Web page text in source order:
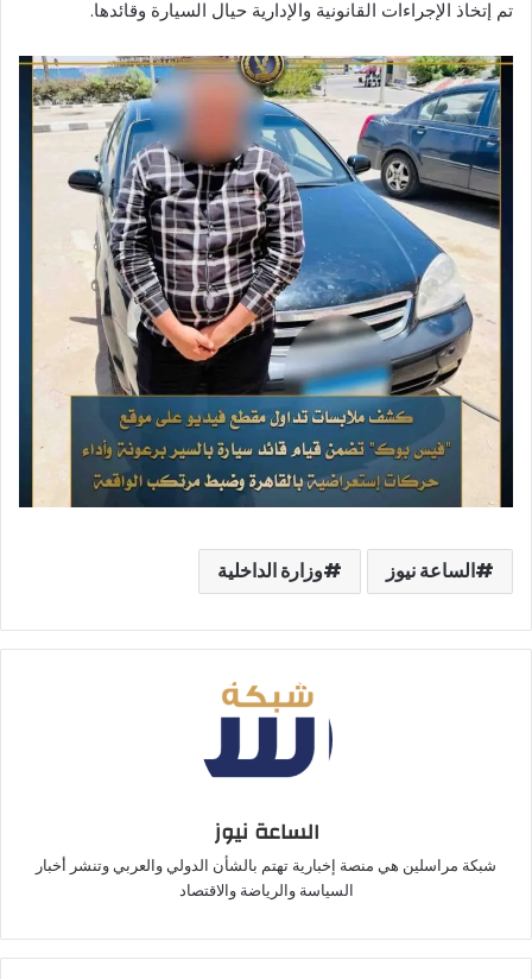
تم إتخاذ الإجراءات القانونية والإدارية حيال السيارة وقائدها.
الساعة نيوز وزارة الداخلية
الساعة نيوز
شبكة مراسلين هي منصة إخبارية تهتم بالشأن الدولي والعربي وتنشر أخبار
السياسة والرياضة والاقتصاد